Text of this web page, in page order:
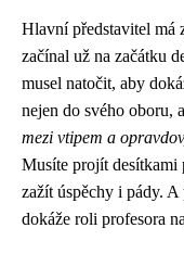
Hlavní představitel má
začínal už na začátku
musel natočit, aby
nejen do svého oboru,
mezi vtipem a
Musíte projít desítkami
zažít úspěchy i pády.
dokáže roli profesora